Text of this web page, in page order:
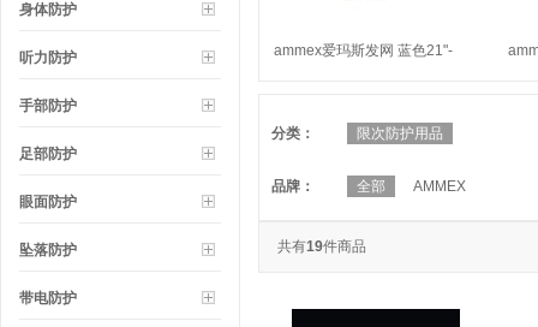
ammex爱玛斯发网 蓝色21"-
分类： 限次防护用品
品牌： 全部 AMMEX
共有19件商品
身体防护
听力防护
手部防护
足部防护
眼面防护
坠落防护
带电防护